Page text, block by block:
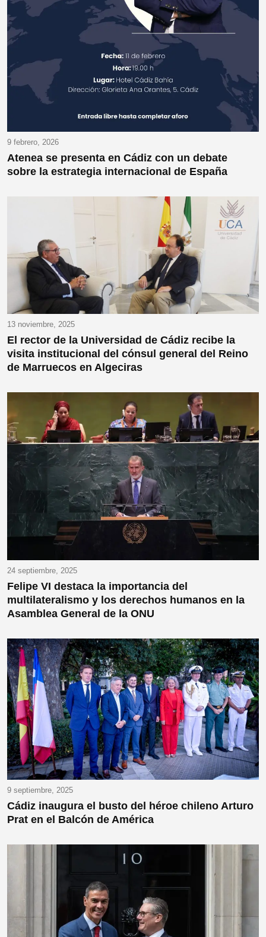
9 febrero, 2026
Atenea se presenta en Cádiz con un debate
sobre la estrategia internacional de España
13 noviembre, 2025
El rector de la Universidad de Cádiz recibe la
visita institucional del cónsul general del Reino
de Marruecos en Algeciras
24 septiembre, 2025
Felipe VI destaca la importancia del
multilateralismo y los derechos humanos en la
Asamblea General de la ONU
9 septiembre, 2025
Cádiz inaugura el busto del héroe chileno Arturo
Prat en el Balcón de América